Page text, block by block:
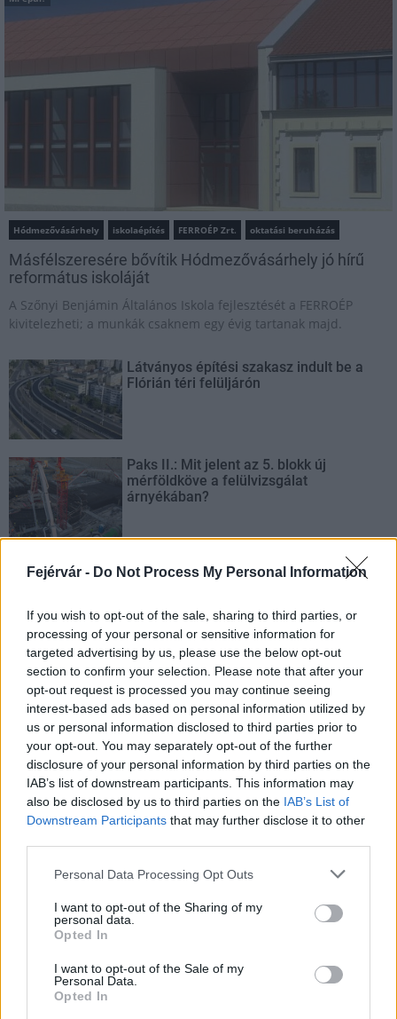
Fejérvár - Do Not Process My Personal Information
If you wish to opt-out of the sale, sharing to third parties, or
processing of your personal or sensitive information for
targeted advertising by us, please use the below opt-out
section to confirm your selection. Please note that after your
opt-out request is processed you may continue seeing
interest-based ads based on personal information utilized by
us or personal information disclosed to third parties prior to
your opt-out. You may separately opt-out of the further
disclosure of your personal information by third parties on the
IAB’s list of downstream participants. This information may
also be disclosed by us to third parties on the IAB’s List of
Downstream Participants that may further disclose it to other
Please note that this website/app uses one or more Google
not limited to your visit or usage behaviour. You may click to
grant or deny consent to Google and its third-party tags to
use your data for below specified purposes in below Google
consent section.
Personal Data Processing Opt Outs
I want to opt-out of the Sharing of my
personal data.
Opted In
I want to opt-out of the Sale of my
Personal Data.
Opted In
Hódmezővásárhely iskolaépítés FERROÉP Zrt. oktatási beruházás
Másfélszeresére bővítik Hódmezővásárhely jó hírű
református iskoláját
A Szőnyi Benjámin Általános Iskola fejlesztését a FERROÉP
kivitelezheti; a munkák csaknem egy évig tartanak majd.
Látványos építési szakasz indult be a
Flórián téri felüljárón
Paks II.: Mit jelent az 5. blokk új
mérföldköve a felülvizsgálat
árnyékában?
Elkészült a Liszt Ferenc repülőtér
közelében lévő logisztikai bázis út- és
Látlelet a hazai víziközművekről?
Egyetlen, fél évszázados vezetéken
múlt Bicske vízellátása
AJÁNLJUK MÉG
Aktuális
Nagy igazolás - Sokszoros bajnok érkezik a